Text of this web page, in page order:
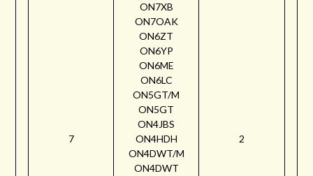
7
ON7XB
ON7OAK
ON6ZT
ON6YP
ON6ME
ON6LC
ON5GT/M
ON5GT
ON4JBS
ON4HDH
ON4DWT/M
ON4DWT
2